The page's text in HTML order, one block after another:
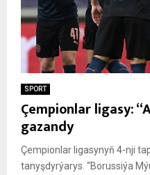
SPORT
Çempionlar ligasy:
gazandy
Çempionlar ligasynyň 4-nji
tanyşdyrýarys. “Borussiýa